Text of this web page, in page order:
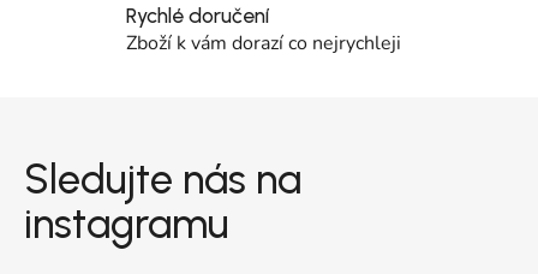
Rychlé doručení
Zboží k vám dorazí co nejrychleji
Sledujte nás na
instagramu